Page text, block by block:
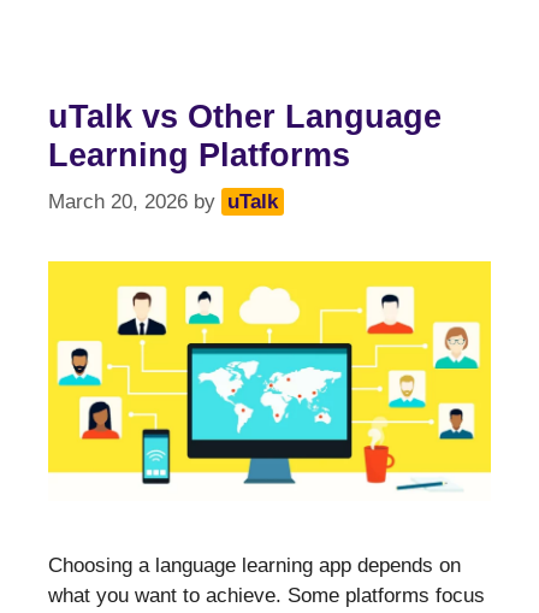
uTalk vs Other Language
Learning Platforms
March 20, 2026 by uTalk
Choosing a language learning app depends on
what you want to achieve. Some platforms focus